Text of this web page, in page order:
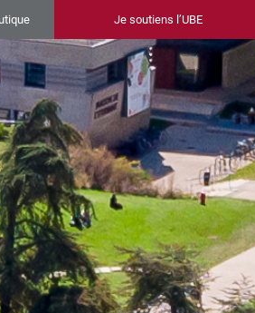
Je soutiens l’UBE